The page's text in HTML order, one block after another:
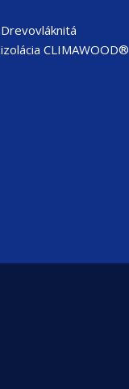
Drevovláknitá
izolácia CLIMAWOOD®